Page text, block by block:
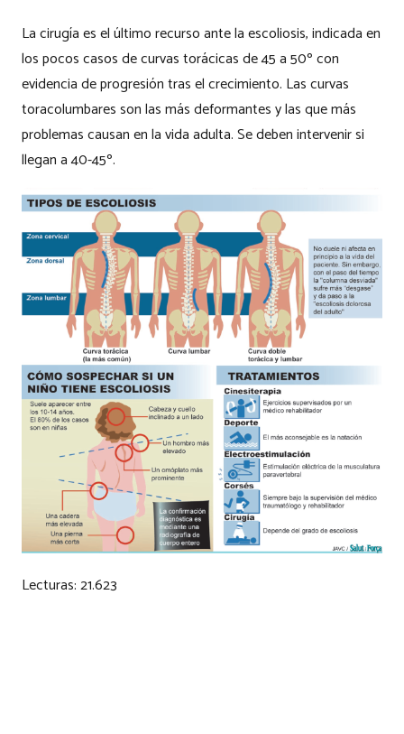
La cirugía es el último recurso ante la escoliosis, indicada en
los pocos casos de curvas torácicas de 45 a 50º con
evidencia de progresión tras el crecimiento. Las curvas
toracolumbares son las más deformantes y las que más
problemas causan en la vida adulta. Se deben intervenir si
llegan a 40-45º.
Lecturas:21.623